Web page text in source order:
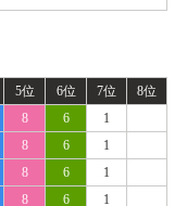
5位 6位 7位
8位
8 6
1
8 6
1
8 6
1
8 6
1